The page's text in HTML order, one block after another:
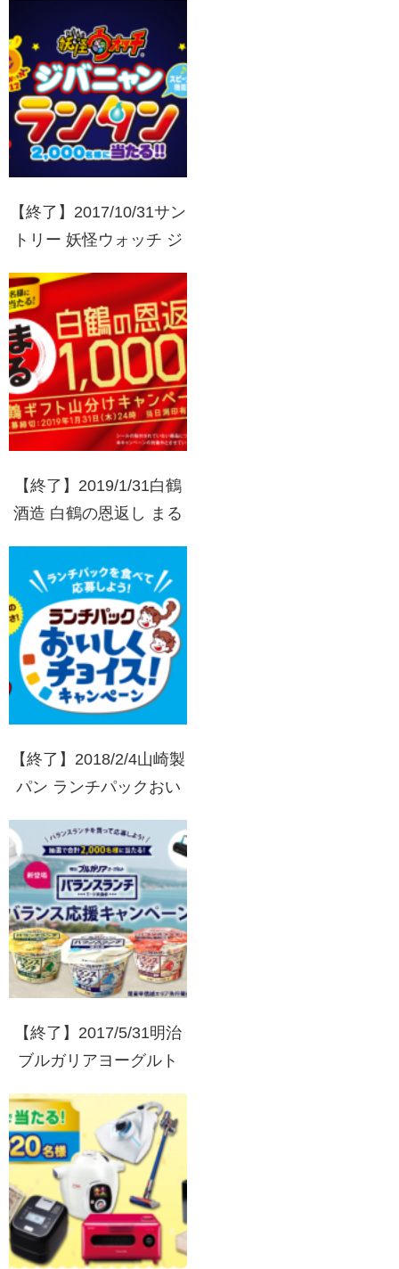
ンペーン
【終了】2017/10/31サン
トリー 妖怪ウォッチ ジ
る!!
【終了】2019/1/31白鶴
酒造 白鶴の恩返し まる
フト山分けキャンペーン
【終了】2018/2/4山崎製
パン ランチパックおい
ーン
【終了】2017/5/31明治
ブルガリアヨーグルト
ス応援キャンペーン